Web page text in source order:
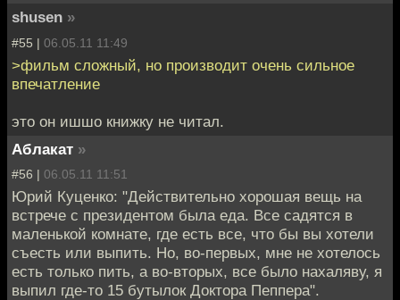
shusen »
#55 | 06.05.11 11:49
>фильм сложный, но производит очень сильное
впечатление
это он ишшо книжку не читал.
Аблакат »
#56 | 06.05.11 11:51
Юрий Куценко: "Действительно хорошая вещь на
встрече с президентом была еда. Все садятся в
маленькой комнате, где есть все, что бы вы хотели
съесть или выпить. Но, во-первых, мне не хотелось
есть только пить, а во-вторых, все было нахаляву, я
выпил где-то 15 бутылок Доктора Пеппера".